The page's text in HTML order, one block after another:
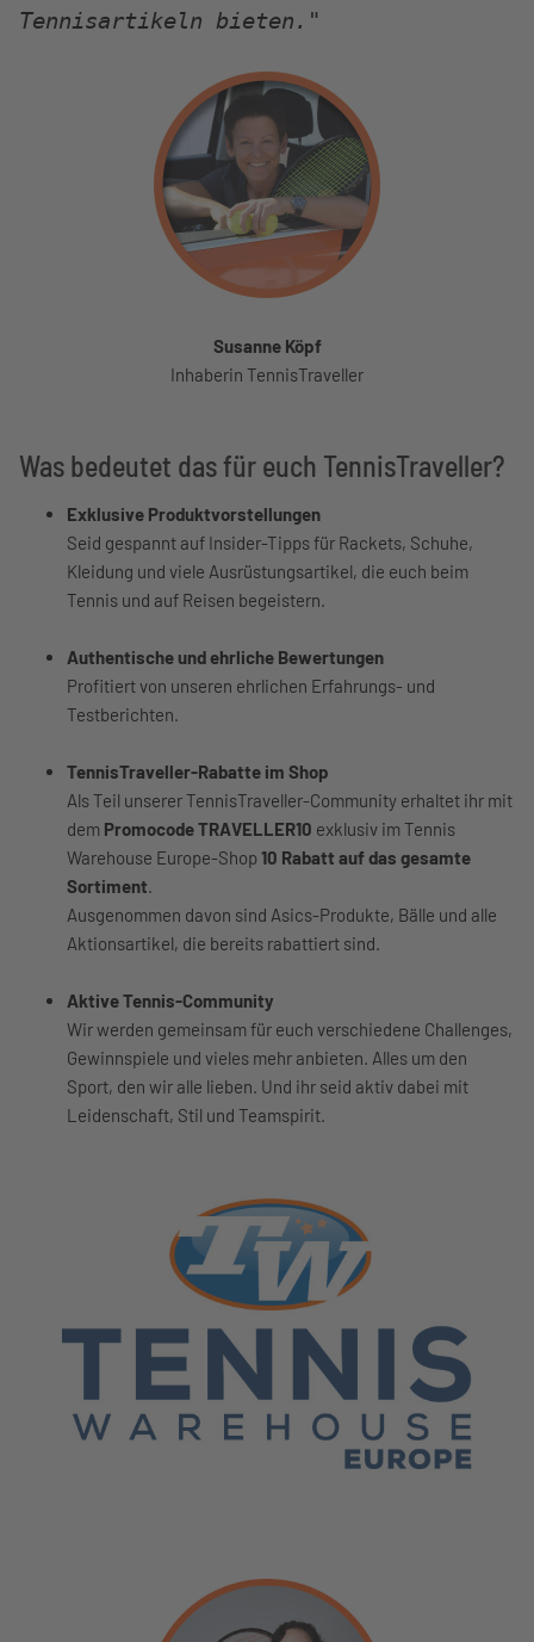
Tennisartikeln bieten."
Susanne Köpf
Inhaberin TennisTraveller
Was bedeutet das für euch TennisTraveller?
Exklusive Produktvorstellungen
Seid gespannt auf Insider-Tipps für Rackets, Schuhe,
Kleidung und viele Ausrüstungsartikel, die euch beim
Tennis und auf Reisen begeistern.
Authentische und ehrliche Bewertungen
Profitiert von unseren ehrlichen Erfahrungs- und
Testberichten.
TennisTraveller-Rabatte im Shop
Als Teil unserer TennisTraveller-Community erhaltet ihr mit
dem Promocode TRAVELLER10 exklusiv im Tennis
Warehouse Europe-Shop 10 Rabatt auf das gesamte
Sortiment.
Ausgenommen davon sind Asics-Produkte, Bälle und alle
Aktionsartikel, die bereits rabattiert sind.
Aktive Tennis-Community
Wir werden gemeinsam für euch verschiedene Challenges,
Gewinnspiele und vieles mehr anbieten. Alles um den
Sport, den wir alle lieben. Und ihr seid aktiv dabei mit
Leidenschaft, Stil und Teamspirit.